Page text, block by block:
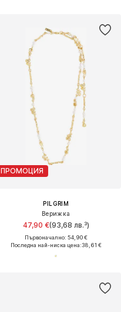
ПРОМОЦИЯ
PILGRIM
Верижка
47,90 €(93,68 лв.³)
Първоначално: 54,90 €
Последна най-ниска цена:38,61 €